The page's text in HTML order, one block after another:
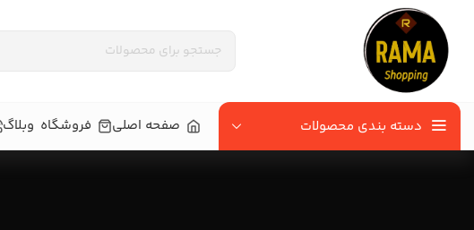
دسته بندی محصولات صفحه اصلی فروشگاه وبلاگ